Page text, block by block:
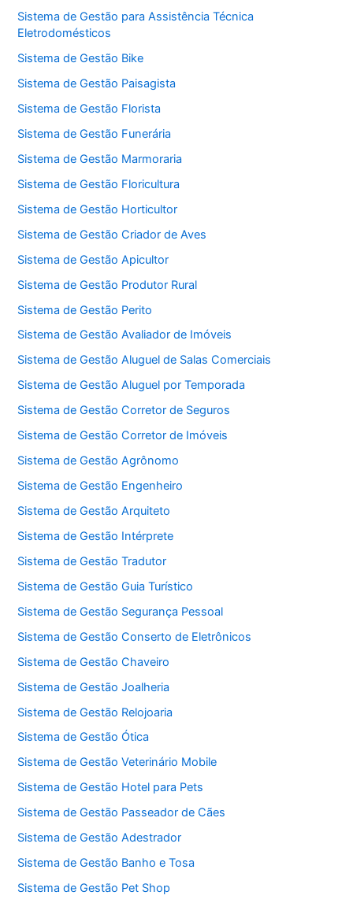
Sistema de Gestão para Assistência Técnica
Eletrodomésticos
Sistema de Gestão Bike
Sistema de Gestão Paisagista
Sistema de Gestão Florista
Sistema de Gestão Funerária
Sistema de Gestão Marmoraria
Sistema de Gestão Floricultura
Sistema de Gestão Horticultor
Sistema de Gestão Criador de Aves
Sistema de Gestão Apicultor
Sistema de Gestão Produtor Rural
Sistema de Gestão Perito
Sistema de Gestão Avaliador de Imóveis
Sistema de Gestão Aluguel de Salas Comerciais
Sistema de Gestão Aluguel por Temporada
Sistema de Gestão Corretor de Seguros
Sistema de Gestão Corretor de Imóveis
Sistema de Gestão Agrônomo
Sistema de Gestão Engenheiro
Sistema de Gestão Arquiteto
Sistema de Gestão Intérprete
Sistema de Gestão Tradutor
Sistema de Gestão Guia Turístico
Sistema de Gestão Segurança Pessoal
Sistema de Gestão Conserto de Eletrônicos
Sistema de Gestão Chaveiro
Sistema de Gestão Joalheria
Sistema de Gestão Relojoaria
Sistema de Gestão Ótica
Sistema de Gestão Veterinário Mobile
Sistema de Gestão Hotel para Pets
Sistema de Gestão Passeador de Cães
Sistema de Gestão Adestrador
Sistema de Gestão Banho e Tosa
Sistema de Gestão Pet Shop